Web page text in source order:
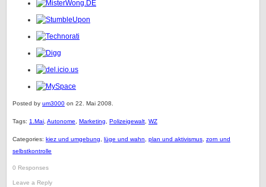
Posted by um3000 on 22. Mai 2008.
Tags: 1.Mai Autonome Marketing Polizeigewalt WZ
Categories: kiez und umgebung lüge und wahn plan und aktivismus zorn und
selbstkontrolle
0 Responses
Leave a Reply